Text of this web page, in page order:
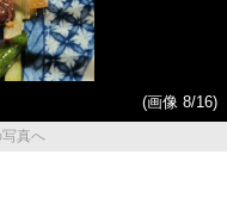
(画像 8/16)
真へ